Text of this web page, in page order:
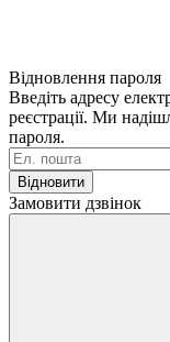
Відновлення пароля
Введіть адресу
реєстрації. Ми
пароля.
Відновити
Замовити дзвінок